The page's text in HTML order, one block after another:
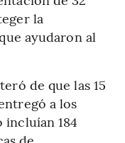
la
ayudaron al
de que las 15
a los
incluían 184